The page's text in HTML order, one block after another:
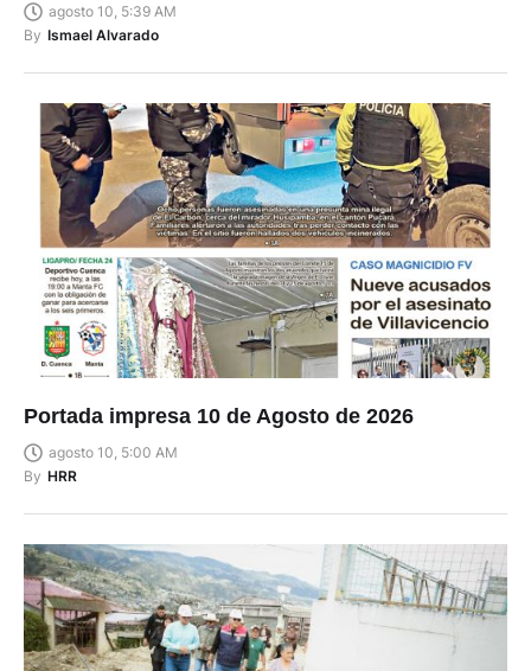
agosto 10, 5:39 AM
By Ismael Alvarado
Portada impresa 10 de Agosto de 2026
agosto 10, 5:00 AM
By HRR